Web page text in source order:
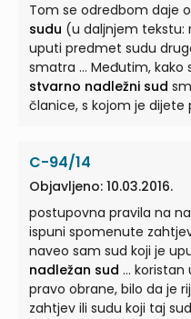
Tom se odredbom daje
sudu (u daljnjem tekstu:
uputi predmet sudu
smatra ...
stvarno nadležni sud
članice, s kojom je dijete
postupku koji je u tijeku
sudomili poziv tog suda ... primijeniti na postupke
prava prema
članici kojojstvarno
2201/2003 navode se tri
nadležnog suda
C-94/14
Objavljeno: 10.03.2016.
postupovna pravila na
ispuni spomenute
naveo sam sud koji je
nadležan sud ... koristan učinak odredaba te uredbe i
pravo obrane, bilo da je
zahtjev ili sudu koji taj